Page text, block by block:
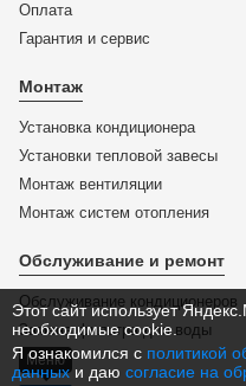
Этот сайт использует
необходимые cookie.
Я ознакомился с политикой
данныхи даю согласие на
Оплата
Гарантия и сервис
Монтаж
Установка кондиционера
Установки тепловой завесы
Монтаж вентиляции
Монтаж систем отопления
Обслуживание и ремонт
Обслуживание кондиционеров
Замена фильтра для воды
Меню